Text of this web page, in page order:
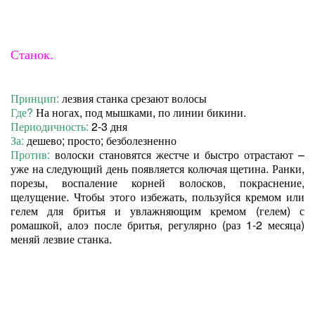
Станок.
Принцип: лезвия станка срезают волосы
Где? На ногах, под мышками, по линии бикини.
Периодичность: 2-3 дня
За: дешево; просто; безболезненно
Против: волоски становятся жестче и быстро отрастают –
уже на следующий день появляется колючая щетина. Ранки,
порезы, воспаление корней волосков, покраснение,
щелущение. Чтобы этого избежать, пользуйся кремом или
гелем для бритья и увлажняющим кремом (гелем) с
ромашкой, алоэ после бритья, регулярно (раз 1-2 месяца)
меняй лезвие станка.